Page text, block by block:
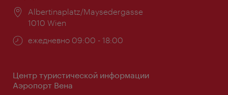
Расположение:
Albertinaplatz/Maysedergasse
1010 Wien
Часы
ежедневно 09:00 - 18:00
Центр туристической информации
Аэропорт Вена